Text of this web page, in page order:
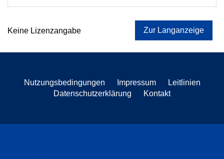
Keine Lizenzangabe Zur Langanzeige
Nutzungsbedingungen Impressum
Leitlinien
Datenschutzerklärung
Kontakt